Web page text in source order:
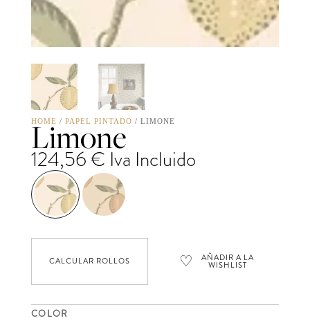
HOME / PAPEL PINTADO / LIMONE
Limone
124,56€ Iva Incluido
CALCULAR ROLLOS ♡ AÑADIR A LA
WISHLIST
COLOR